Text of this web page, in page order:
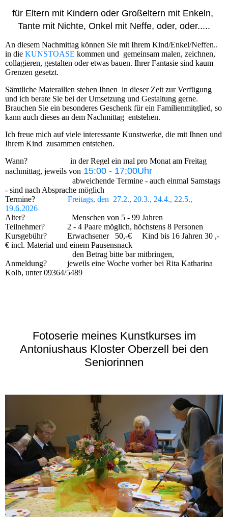
für Eltern mit Kindern oder Großeltern mit Enkeln,
Tante mit Nichte, Onkel mit Neffe, oder, oder.....
An diesem Nachmittag können Sie mit Ihrem Kind/Enkel/Neffen..
in die KUNSTOASE kommen und gemeinsam malen, zeichnen,
collagieren, gestalten oder etwas bauen. Ihrer Fantasie sind kaum
Grenzen gesetzt.
Sämtliche Materailien stehen Ihnen in dieser Zeit zur Verfügung
und ich berate Sie bei der Umsetzung und Gestaltung gerne.
Brauchen Sie ein besonderes Geschenk für ein Familienmitglied, so
kann auch dieses an dem Nachmittag entstehen.
Ich freue mich auf viele interessante Kunstwerke, die mit Ihnen und
Ihrem Kind zusammen entstehen.
Wann? in der Regel ein mal pro Monat am Freitag
nachmittag, jeweils von 15:00 - 17;00Uhr
abweichende Termine - auch einmal Samstags
- sind nach Absprache möglich
Termine?
Freitags, den 27.2., 20.3., 24.4., 22.5.,
19.6.2026
Alter? Menschen von 5 - 99 Jahren
Teilnehmer? 2 - 4 Paare möglich, höchstens 8 Personen
Kursgebühr? Erwachsener 50,-€ Kind bis 16 Jahren 30 ,-
€ incl. Material und einem Pausensnack
den Betrag bitte bar mitbringen,
Anmeldung? jeweils eine Woche vorher bei Rita Katharina
Kolb, unter 09364/5489
Fotoserie meines Kunstkurses im
Antoniushaus Kloster Oberzell bei den
Seniorinnen